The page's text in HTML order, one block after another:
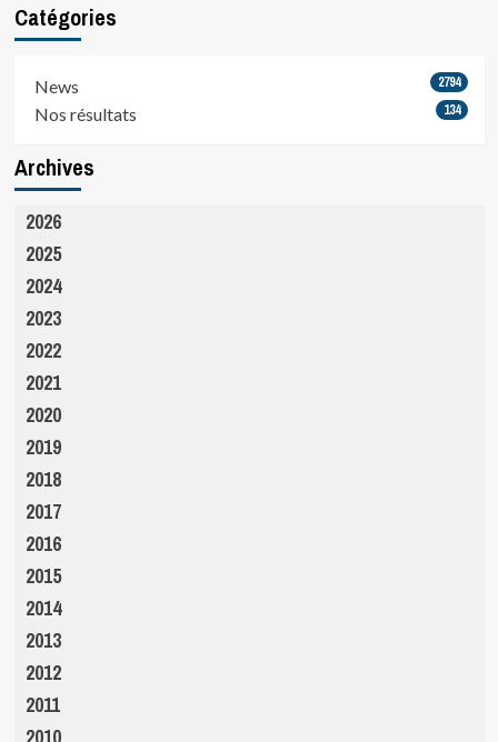
Catégories
News 2794
Nos résultats 134
Archives
2026
2025
2024
2023
2022
2021
2020
2019
2018
2017
2016
2015
2014
2013
2012
2011